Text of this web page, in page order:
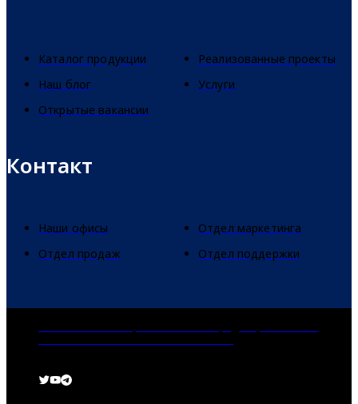
Каталог продукции
Реализованные проекты
Наш блог
Услуги
Открытые вакансии
Контакт
Наши офисы
Отдел маркетинга
Отдел продаж
Отдел поддержки